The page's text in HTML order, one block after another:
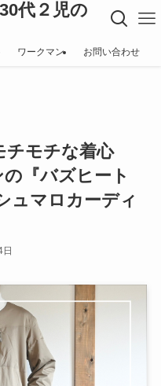
代２児の
ワークマン お問い合わせ
チモチな着心
『バズヒート
ュマロカーディ